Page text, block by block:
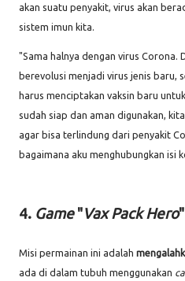
akan suatu penyakit, virus akan
sistem imun kita.
"Sama halnya dengan virus Corona.
berevolusi menjadi virus jenis baru,
harus menciptakan vaksin baru
sudah siap dan aman digunakan,
agar bisa terlindung dari penyakit
bagaimana aku menghubungkan isi
4. Game"Vax Pack Hero"
Misi permainan ini adalah
ada di dalam tubuh menggunakan